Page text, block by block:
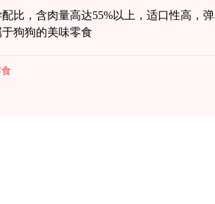
比，含肉量高达55%以上，适口性高，弹
狗狗的美味零食